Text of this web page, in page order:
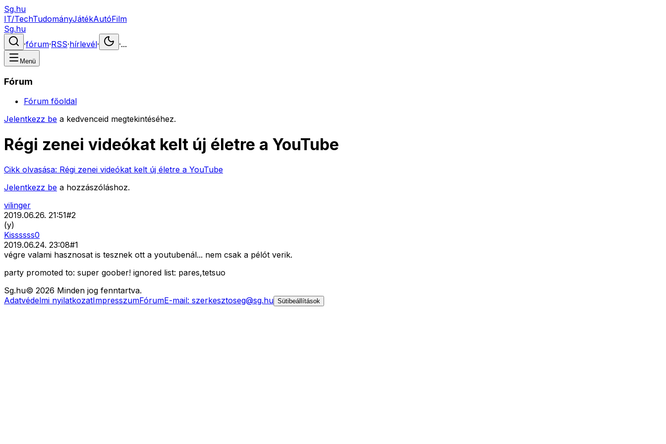
Sg.hu
IT/TechTudományJátékAutóFilm
Sg.hu
·fórum·RSS·hírlevél· ·...
Menü
Fórum
Fórum főoldal
Jelentkezz be a kedvenceid megtekintéséhez.
Régi zenei videókat kelt új életre a YouTube
Cikk olvasása: Régi zenei videókat kelt új életre a YouTube
Jelentkezz be a hozzászóláshoz.
vilinger
2019.06.26. 21:51#2
(y)
Kissssss0
2019.06.24. 23:08#1
végre valami hasznosat is tesznek ott a youtubenál... nem csak a pélót verik.
party promoted to: super goober! ignored list: pares,tetsuo
Sg.hu© 2026 Minden jog fenntartva.
Adatvédelmi nyilatkozatImpresszumFórumE-mail: szerkesztoseg@sg.hu Sütibeállítások